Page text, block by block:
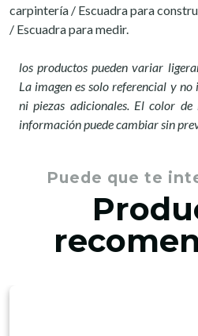
carpintería / Escuadra para
/ Escuadra para medir.
los productos pueden variar
La imagen es solo referencial y no
ni piezas adicionales. El color
información puede cambiar sin
Puede que te